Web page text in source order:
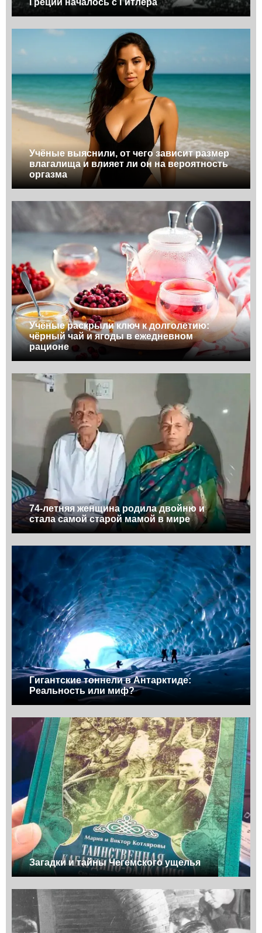
Греции началось с Гитлера
Учёные выяснили, от чего зависит размер
влагалища и влияет ли он на вероятность
оргазма
Учёные раскрыли ключ к долголетию:
чёрный чай и ягоды в ежедневном
рационе
74-летняя женщина родила двойню и
стала самой старой мамой в мире
Гигантские тоннели в Антарктиде:
Реальность или миф?
Загадки и тайны Чегемского ущелья